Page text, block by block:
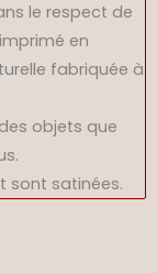
le respect de
en
fabriquée à
objets que
sont satinées.